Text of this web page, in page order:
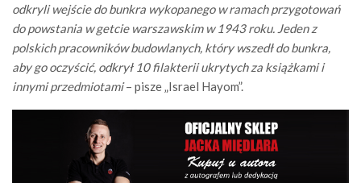
odkryli wejście do bunkra wykopanego w ramach przygotowań
do powstania w getcie warszawskim w 1943 roku. Jeden z
polskich pracowników budowlanych, który wszedł do bunkra,
aby go oczyścić, odkrył 10 filakterii ukrytych za książkami i
innymi przedmiotami– pisze „Israel Hayom”.